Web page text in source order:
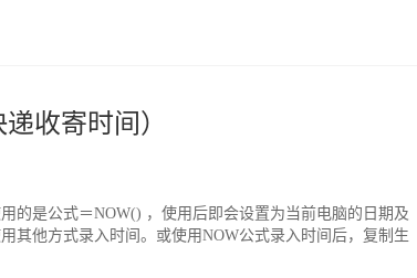
收寄时间）
的是公式＝NOW() ，使用后即会设置为当前电脑的日期及
其他方式录入时间。或使用NOW公式录入时间后，复制生